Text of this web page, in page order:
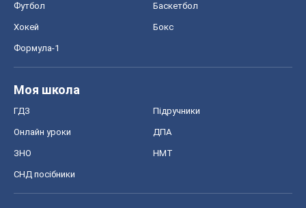
Футбол Баскетбол
Хокей Бокс
Формула-1
Моя школа
ГДЗ Підручники
Онлайн уроки ДПА
ЗНО НМТ
СНД посібники